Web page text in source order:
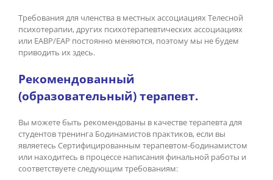
Требования для членства в местных ассоциациях Телесной
психотерапии, других психотерапевтических ассоциациях
или ЕАВР/ЕАР постоянно меняются, поэтому мы не будем
приводить их здесь.
Рекомендованный
(образовательный) терапевт.
Вы можете быть рекомендованы в качестве терапевта для
студентов тренинга Бодинамистов практиков, если вы
являетесь Сертифицированным терапевтом-бодинамистом
или находитесь в процессе написания финальной работы и
соответствуете следующим требованиям: